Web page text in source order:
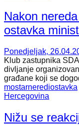
Nakon
ostavka
Ponedjeljak,
Klub zastupnika
divljanje
građane koji se
mostarnerediostavka
Hercegovina
Nižu se